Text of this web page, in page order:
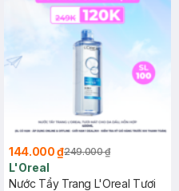
144.000 ₫249.000 ₫
L'Oreal
Nước Tẩy Trang L'Oreal Tươi